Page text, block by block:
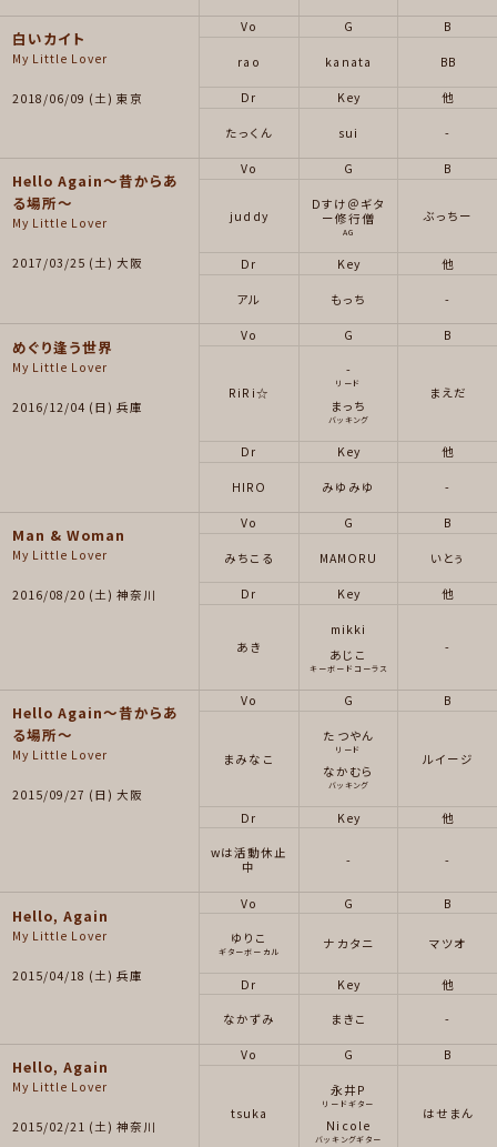
白いカイト
My Little Lover
2018/06/09 (土) 東京
Vo
rao
G
kanata
B
BB
Dr
たっくん
Key
sui
他
-
Hello Again～昔からあ
る場所～
My Little Lover
2017/03/25 (土) 大阪
Vo
juddy
G
Dすけ＠ギタ
ー修行僧
AG
B
ぶっちー
Dr
アル
Key
もっち
他
-
めぐり逢う世界
My Little Lover
2016/12/04 (日) 兵庫
Vo
RiRi☆
G
-
リード
まっち
バッキング
B
まえだ
Dr
HIRO
Key
みゆみゆ
他
-
Man & Woman
My Little Lover
2016/08/20 (土) 神奈川
Vo
みちこる
G
MAMORU
B
いとぅ
Dr
あき
Key
mikki
あじこ
キーボードコーラス
他
-
Hello Again～昔からあ
る場所～
My Little Lover
2015/09/27 (日) 大阪
Vo
まみなこ
G
たつやん
リード
なかむら
バッキング
B
ルイージ
Dr
wは活動休止
中
Key
-
他
-
Hello, Again
My Little Lover
2015/04/18 (土) 兵庫
Vo
ゆりこ
ギターボーカル
G
ナカタニ
B
マツオ
Dr
なかずみ
Key
まきこ
他
-
Hello, Again
My Little Lover
2015/02/21 (土) 神奈川
Vo
tsuka
G
永井P
リードギター
Nicole
バッキングギター
B
はせまん